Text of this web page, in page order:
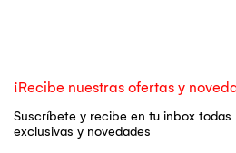
¡Recibe nuestras ofertas y
Suscríbete y recibe en tu inbox
exclusivas y novedades